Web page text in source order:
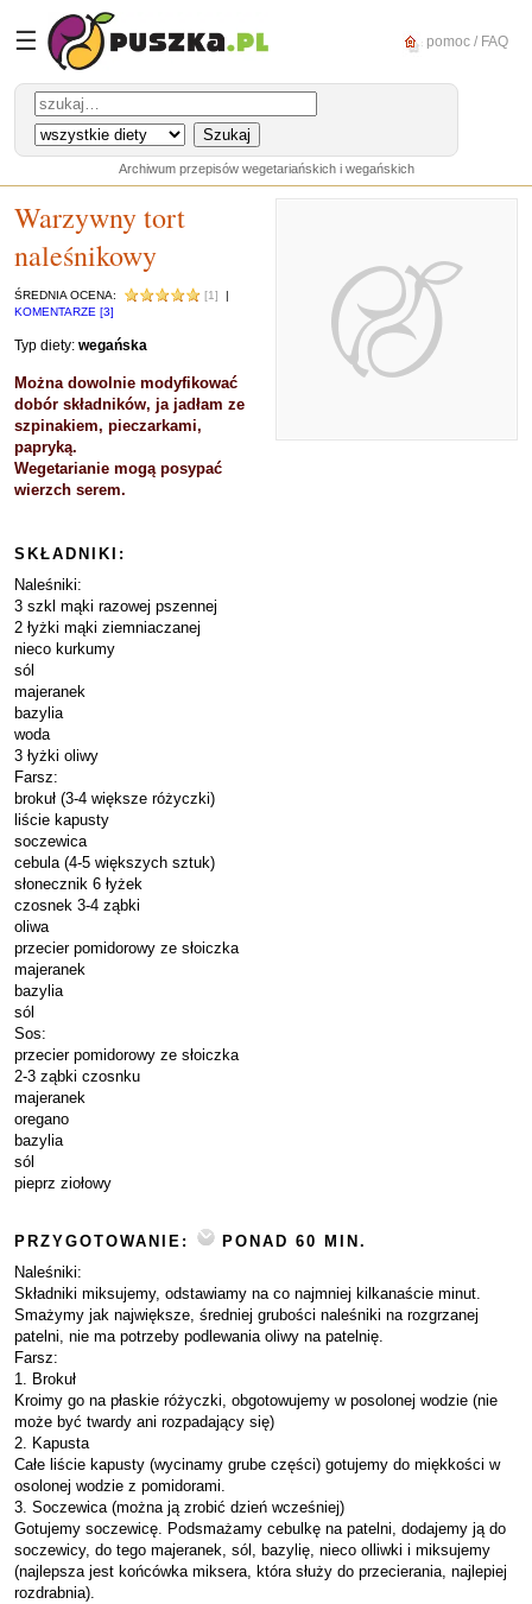
☰ pomoc / FAQ
Archiwum przepisów wegetariańskich i wegańskich
Warzywny tort
naleśnikowy
ŚREDNIA OCENA: [1]
|
KOMENTARZE [3]
Typ diety: wegańska
Można dowolnie modyfikować
dobór składników, ja jadłam ze
szpinakiem, pieczarkami,
papryką.
Wegetarianie mogą posypać
wierzch serem.
SKŁADNIKI:
Naleśniki:
3 szkl mąki razowej pszennej
2 łyżki mąki ziemniaczanej
nieco kurkumy
sól
majeranek
bazylia
woda
3 łyżki oliwy
Farsz:
brokuł (3-4 większe różyczki)
liście kapusty
soczewica
cebula (4-5 większych sztuk)
słonecznik 6 łyżek
czosnek 3-4 ząbki
oliwa
przecier pomidorowy ze słoiczka
majeranek
bazylia
sól
Sos:
przecier pomidorowy ze słoiczka
2-3 ząbki czosnku
majeranek
oregano
bazylia
sól
pieprz ziołowy
PRZYGOTOWANIE:
PONAD 60 MIN.
Naleśniki:
Składniki miksujemy, odstawiamy na co najmniej kilkanaście minut.
Smażymy jak największe, średniej grubości naleśniki na rozgrzanej
patelni, nie ma potrzeby podlewania oliwy na patelnię.
Farsz:
1. Brokuł
Kroimy go na płaskie różyczki, obgotowujemy w posolonej wodzie (nie
może być twardy ani rozpadający się)
2. Kapusta
Całe liście kapusty (wycinamy grube części) gotujemy do miękkości w
osolonej wodzie z pomidorami.
3. Soczewica (można ją zrobić dzień wcześniej)
Gotujemy soczewicę. Podsmażamy cebulkę na patelni, dodajemy ją do
soczewicy, do tego majeranek, sól, bazylię, nieco olliwki i miksujemy
(najlepsza jest końcówka miksera, która służy do przecierania, najlepiej
rozdrabnia).